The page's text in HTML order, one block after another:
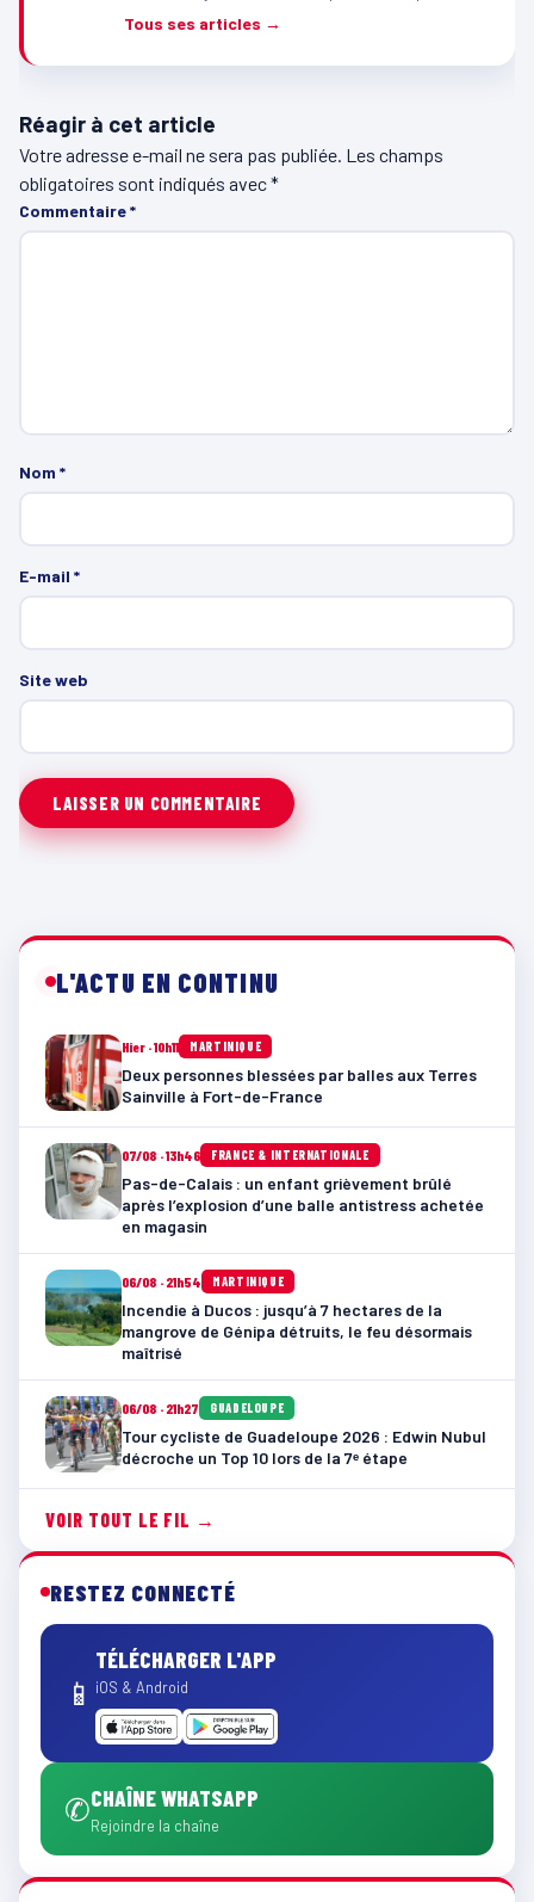
Tous ses articles →
Réagir à cet article
Votre adresse e-mail ne sera pas publiée. Les champs
obligatoires sont indiqués avec*
Commentaire*
Nom *
E-mail *
Site web
L'ACTU EN CONTINU
Hier · 10h11 MARTINIQUE
Deux personnes blessées par balles aux Terres
Sainville à Fort-de-France
07/08 · 13h46 FRANCE & INTERNATIONALE
Pas-de-Calais : un enfant grièvement brûlé
après l’explosion d’une balle antistress achetée
en magasin
06/08 · 21h54 MARTINIQUE
Incendie à Ducos : jusqu’à 7 hectares de la
mangrove de Génipa détruits, le feu désormais
maîtrisé
06/08 · 21h27 GUADELOUPE
Tour cycliste de Guadeloupe 2026 : Edwin Nubul
décroche un Top 10 lors de la 7ᵉ étape
VOIR TOUT LE FIL →
RESTEZ CONNECTÉ
📱
TÉLÉCHARGER L'APP
iOS & Android
✆CHAÎNE WHATSAPP
Rejoindre la chaîne